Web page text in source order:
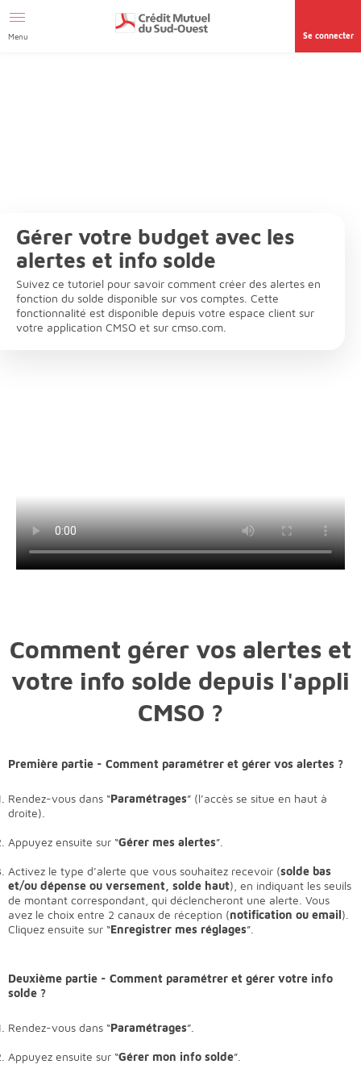
page accessibilité
Menu Se connecter
Gérer votre budget avec les
alertes et info solde
Suivez ce tutoriel pour savoir comment créer des alertes en
fonction du solde disponible sur vos comptes. Cette
fonctionnalité est disponible depuis votre espace client sur
votre application CMSO et sur cmso.com.
Comment gérer vos alertes et
votre info solde depuis l'appli
CMSO ?
Première partie - Comment paramétrer et gérer vos alertes ?
Rendez-vous dans “Paramétrages” (l’accès se situe en haut à
droite).
Appuyez ensuite sur “Gérer mes alertes”.
Activez le type d’alerte que vous souhaitez recevoir (solde bas
et/ou dépense ou versement, solde haut), en indiquant les seuils
de montant correspondant, qui déclencheront une alerte. Vous
avez le choix entre 2 canaux de réception (notification ou email).
Cliquez ensuite sur “Enregistrer mes réglages”.
Deuxième partie - Comment paramétrer et gérer votre info
solde ?
Rendez-vous dans “Paramétrages”.
Appuyez ensuite sur “Gérer mon info solde”.